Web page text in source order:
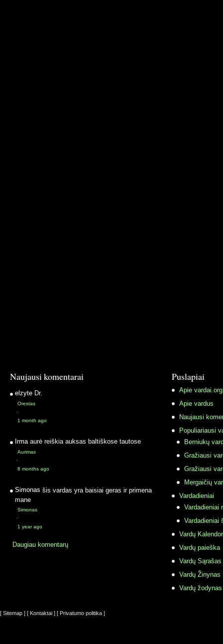
Naujausi komentarai
elzyte Dr.
Orestas
·
1 month ago
Irma aurė reiškia auksas baltiškose tautose
Aurimas
·
8 months ago
Simonas šis vardas yra baisiai geras ir primena
mane
Simonas
·
1 year ago
Daugiau komentarų
Puslapiai
Apie vardai.org
Apie vardus
Naujausi
Populiariausi
Berniukų
Gražiausi
Gražiausi
Mergaičių
Vardadieniai
Vardadieniai
Vardadieniai
Vardų
Vardų paieška
Vardų Sąrašas
Vardų Žinynas
Vardų
[ Sitemap ] [ Kontaktai ] [ Privatumo politika ]